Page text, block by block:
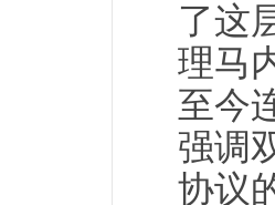
了这
理马
至今
强调
协议